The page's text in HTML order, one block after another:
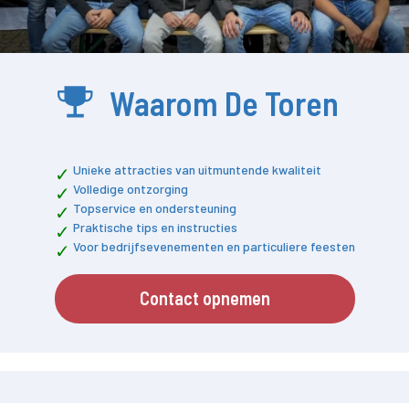
Waarom De Toren
Unieke attracties van uitmuntende kwaliteit
Volledige ontzorging
Topservice en ondersteuning
Praktische tips en instructies
Voor bedrijfsevenementen en particuliere feesten
Contact opnemen